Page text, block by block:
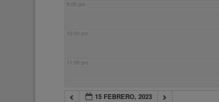
9:00 pm
10:00 pm
11:00 pm
15 FEBRERO, 2023